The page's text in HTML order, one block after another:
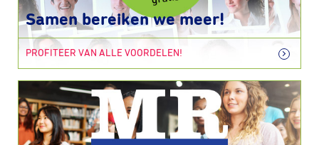
Samen bereiken we meer!
PROFITEER VAN ALLE VOORDELEN!